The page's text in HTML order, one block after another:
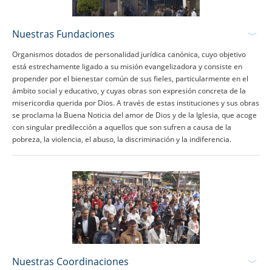
Nuestras Fundaciones
Organismos dotados de personalidad jurídica canónica, cuyo objetivo
está estrechamente ligado a su misión evangelizadora y consiste en
propender por el bienestar común de sus fieles, particularmente en el
ámbito social y educativo, y cuyas obras son expresión concreta de la
misericordia querida por Dios. A través de estas instituciones y sus obras
se proclama la Buena Noticia del amor de Dios y de la Iglesia, que acoge
con singular predilección a aquellos que son sufren a causa de la
pobreza, la violencia, el abuso, la discriminación y la indiferencia.
Nuestras Coordinaciones